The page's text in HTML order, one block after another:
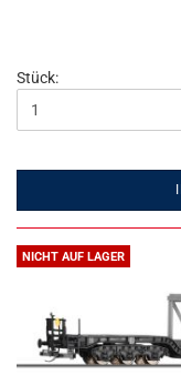
Stück:
NICHT AUF LAGER